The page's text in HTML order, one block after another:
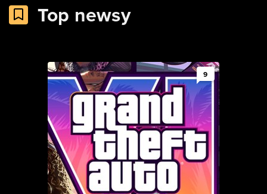
Top newsy
9